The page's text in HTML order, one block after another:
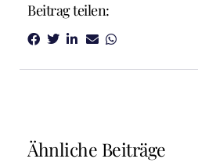
Beitrag teilen:
Ähnliche Beiträge